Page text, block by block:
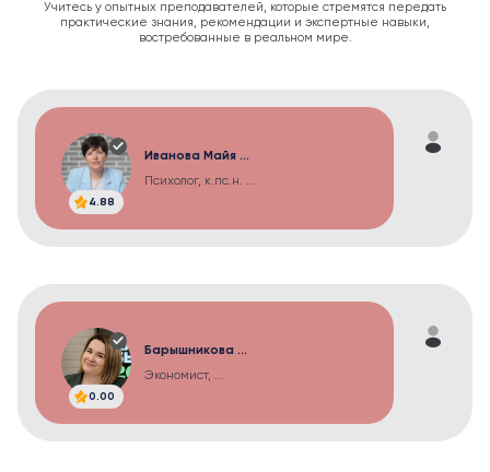
Учитесь у опытных преподавателей, которые стремятся передать
практические знания, рекомендации и экспертные навыки,
востребованные в реальном мире.
4.88
Иванова Майя ...
Психолог, к.пс.н. ...
0.00
Барышникова ...
Экономист, ...